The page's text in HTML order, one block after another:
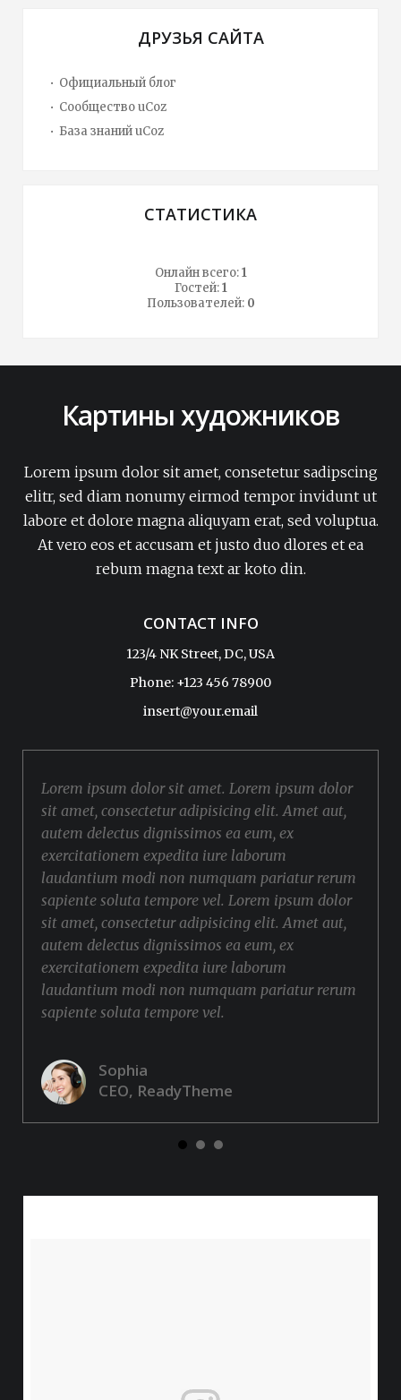
ДРУЗЬЯ САЙТА
Официальный блог
Сообщество uCoz
База знаний uCoz
СТАТИСТИКА
Онлайн всего:1
Гостей:1
Пользователей: 0
Картины художников
Lorem ipsum dolor sit amet, consetetur sadipscing
elitr, sed diam nonumy eirmod tempor invidunt ut
labore et dolore magna aliquyam erat, sed voluptua.
At vero eos et accusam et justo duo dlores et ea
rebum magna text ar koto din.
CONTACT INFO
123/4 NK Street, DC, USA
Phone: +123 456 78900
insert@your.email
Lorem ipsum dolor sit amet. Lorem ipsum dolor
sit amet, consectetur adipisicing elit. Amet aut,
autem delectus dignissimos ea eum, ex
exercitationem expedita iure laborum
laudantium modi non numquam pariatur rerum
sapiente soluta tempore vel. Lorem ipsum dolor
sit amet, consectetur adipisicing elit. Amet aut,
autem delectus dignissimos ea eum, ex
exercitationem expedita iure laborum
laudantium modi non numquam pariatur rerum
sapiente soluta tempore vel.
Sophia
CEO, ReadyTheme